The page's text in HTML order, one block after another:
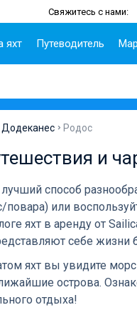
Свяжитесь с нами:
яхт
Виргинские
Путеводитель
Волос
Лаврион
Додеканес Родос
и
способ
или
яхт в аренду от
себе жизни
яхт вы увидите
острова.
отдыха!